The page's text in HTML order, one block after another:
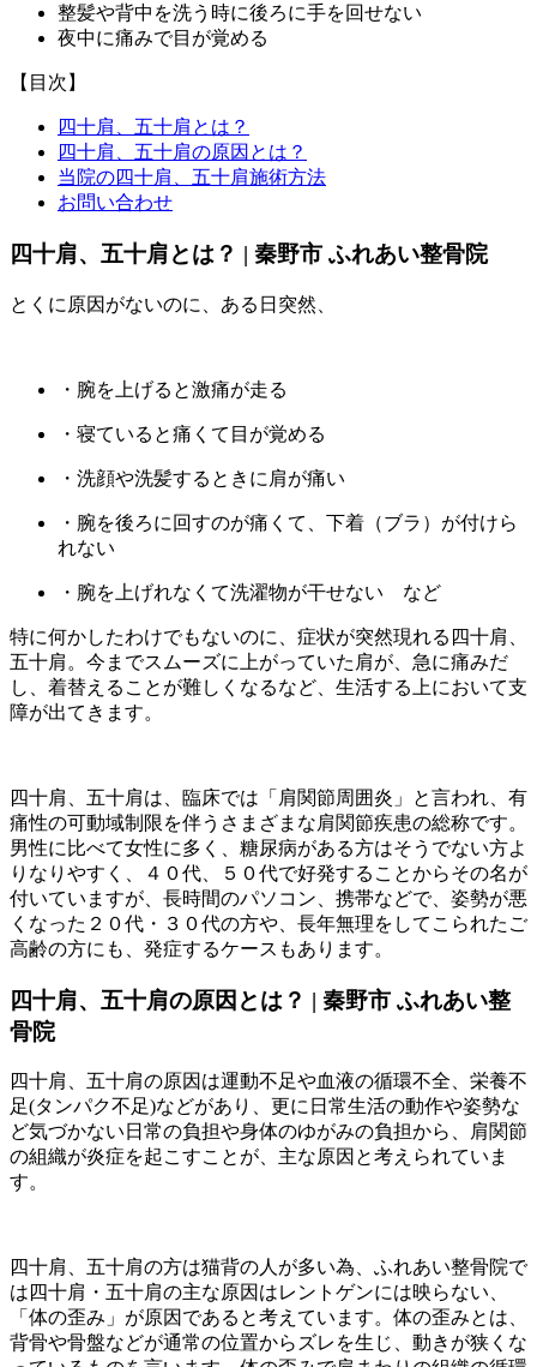
整髪や背中を洗う時に後ろに手を回せない
夜中に痛みで目が覚める
【目次】
四十肩、五十肩とは？
四十肩、五十肩の原因とは？
当院の四十肩、五十肩施術方法
お問い合わせ
四十肩、五十肩とは？ | 秦野市 ふれあい整骨院
とくに原因がないのに、ある日突然、
・腕を上げると激痛が走る
・寝ていると痛くて目が覚める
・洗顔や洗髪するときに肩が痛い
・腕を後ろに回すのが痛くて、下着（ブラ）が付けら
れない
・腕を上げれなくて洗濯物が干せない など
特に何かしたわけでもないのに、症状が突然現れる四十肩、
五十肩。今までスムーズに上がっていた肩が、急に痛みだ
し、着替えることが難しくなるなど、生活する上において支
障が出てきます。
四十肩、五十肩は、臨床では「肩関節周囲炎」と言われ、有
痛性の可動域制限を伴うさまざまな肩関節疾患の総称です。
男性に比べて女性に多く、糖尿病がある方はそうでない方よ
りなりやすく、４０代、５０代で好発することからその名が
付いていますが、長時間のパソコン、携帯などで、姿勢が悪
くなった２０代・３０代の方や、長年無理をしてこられたご
高齢の方にも、発症するケースもあります。
四十肩、五十肩の原因とは？ | 秦野市 ふれあい整
骨院
四十肩、五十肩の原因は運動不足や血液の循環不全、栄養不
足(タンパク不足)などがあり、更に日常生活の動作や姿勢な
ど気づかない日常の負担や身体のゆがみの負担から、肩関節
の組織が炎症を起こすことが、主な原因と考えられていま
す。
四十肩、五十肩の方は猫背の人が多い為、ふれあい整骨院で
は四十肩・五十肩の主な原因はレントゲンには映らない、
「体の歪み」が原因であると考えています。体の歪みとは、
背骨や骨盤などが通常の位置からズレを生じ、動きが狭くな